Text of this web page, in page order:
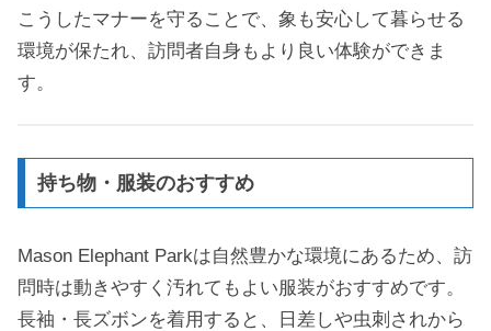
こうしたマナーを守ることで、象も安心して暮らせる
環境が保たれ、訪問者自身もより良い体験ができま
す。
持ち物・服装のおすすめ
Mason Elephant Parkは自然豊かな環境にあるため、訪
問時は動きやすく汚れてもよい服装がおすすめです。
長袖・長ズボンを着用すると、日差しや虫刺されから